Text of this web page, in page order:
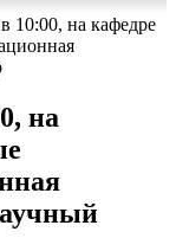
10:00, на кафедре
на